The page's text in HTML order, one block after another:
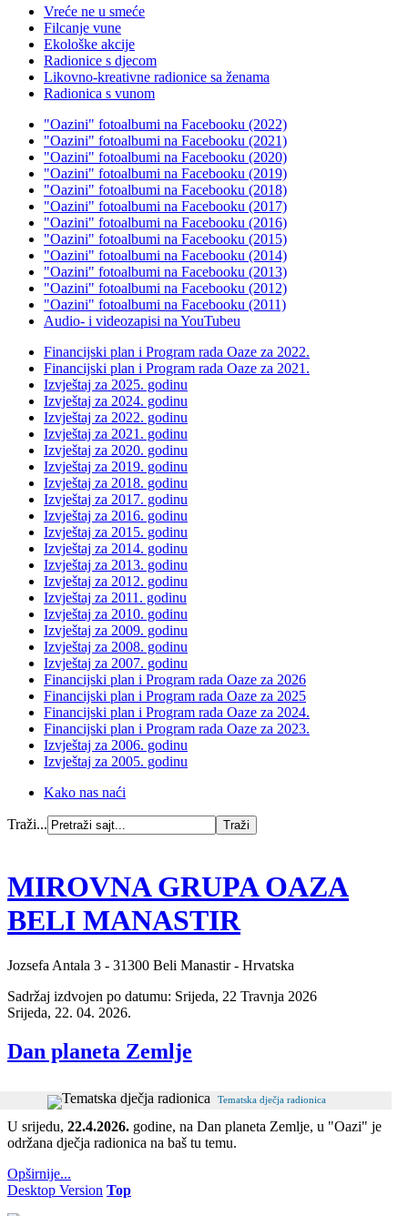
Vreće ne u smeće
Filcanje vune
Ekološke akcije
Radionice s djecom
Likovno-kreativne radionice sa ženama
Radionica s vunom
"Oazini" fotoalbumi na Facebooku (2022)
"Oazini" fotoalbumi na Facebooku (2021)
"Oazini" fotoalbumi na Facebooku (2020)
"Oazini" fotoalbumi na Facebooku (2019)
"Oazini" fotoalbumi na Facebooku (2018)
"Oazini" fotoalbumi na Facebooku (2017)
"Oazini" fotoalbumi na Facebooku (2016)
"Oazini" fotoalbumi na Facebooku (2015)
"Oazini" fotoalbumi na Facebooku (2014)
"Oazini" fotoalbumi na Facebooku (2013)
"Oazini" fotoalbumi na Facebooku (2012)
"Oazini" fotoalbumi na Facebooku (2011)
Audio- i videozapisi na YouTubeu
Financijski plan i Program rada Oaze za 2022.
Financijski plan i Program rada Oaze za 2021.
Izvještaj za 2025. godinu
Izvještaj za 2024. godinu
Izvještaj za 2022. godinu
Izvještaj za 2021. godinu
Izvještaj za 2020. godinu
Izvještaj za 2019. godinu
Izvještaj za 2018. godinu
Izvještaj za 2017. godinu
Izvještaj za 2016. godinu
Izvještaj za 2015. godinu
Izvještaj za 2014. godinu
Izvještaj za 2013. godinu
Izvještaj za 2012. godinu
Izvještaj za 2011. godinu
Izvještaj za 2010. godinu
Izvještaj za 2009. godinu
Izvještaj za 2008. godinu
Izvještaj za 2007. godinu
Financijski plan i Program rada Oaze za 2026
Financijski plan i Program rada Oaze za 2025
Financijski plan i Program rada Oaze za 2024.
Financijski plan i Program rada Oaze za 2023.
Izvještaj za 2006. godinu
Izvještaj za 2005. godinu
Kako nas naći
Traži...
MIROVNA GRUPA OAZA
BELI MANASTIR
Jozsefa Antala 3 - 31300 Beli Manastir - Hrvatska
Sadržaj izdvojen po datumu: Srijeda, 22 Travnja 2026
Srijeda, 22. 04. 2026.
Dan planeta Zemlje
Tematska dječja radionica
U srijedu, 22.4.2026. godine, na Dan planeta Zemlje, u "Oazi" je
održana dječja radionica na baš tu temu.
Opširnije...
Desktop Version Top